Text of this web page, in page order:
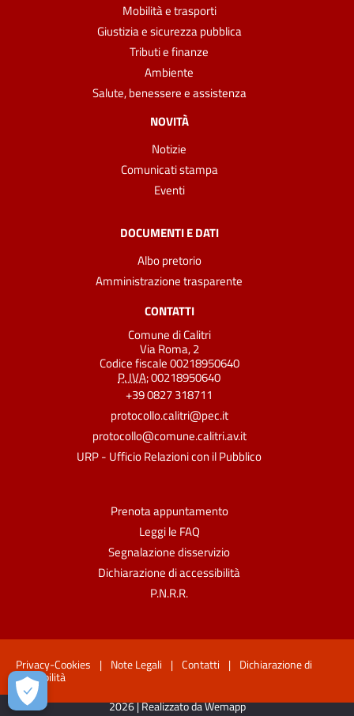
Mobilità e trasporti
Giustizia e sicurezza pubblica
Tributi e finanze
Ambiente
Salute, benessere e assistenza
NOVITÀ
Notizie
Comunicati stampa
Eventi
DOCUMENTI E DATI
Albo pretorio
Amministrazione trasparente
CONTATTI
Comune di Calitri
Via Roma, 2
Codice fiscale 00218950640
P. IVA:00218950640
+39 0827 318711
protocollo.calitri@pec.it
protocollo@comune.calitri.av.it
URP - Ufficio Relazioni con il Pubblico
Prenota appuntamento
Leggi le FAQ
Segnalazione disservizio
Dichiarazione di accessibilità
P.N.R.R.
Privacy-Cookies | Note Legali | Contatti | Dichiarazione di
accessibilità
2026 | Realizzato da Wemapp